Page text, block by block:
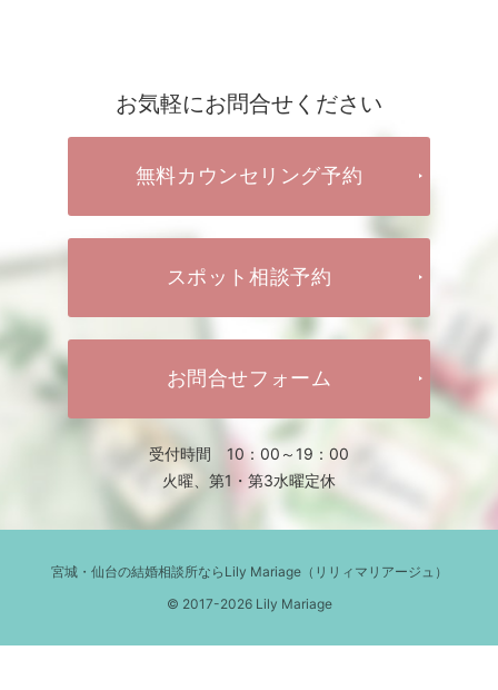
お気軽にお問合せください
無料カウンセリング予約
スポット相談予約
お問合せフォーム
受付時間 10：00～19：00
火曜、第1・第3水曜定休
© 2017-2026 Lily Mariage
宮城・仙台の結婚相談所ならLily Mariage（リリィマリアージュ）